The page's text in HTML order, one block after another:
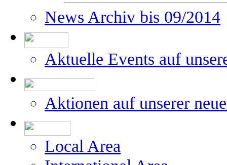
News Archiv bis 09/2014
Aktuelle Events auf
Aktionen auf unserer
Local Area